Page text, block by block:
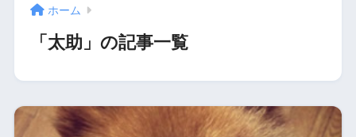
ホーム
「太助」の記事一覧